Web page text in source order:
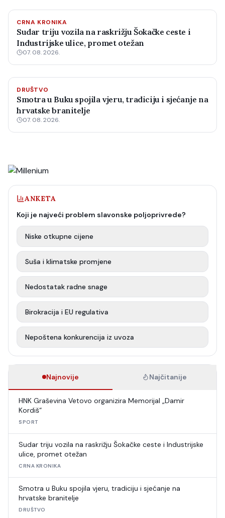
CRNA KRONIKA
Sudar triju vozila na raskrižju Šokačke ceste i
Industrijske ulice, promet otežan
07. 08. 2026.
DRUŠTVO
Smotra u Buku spojila vjeru, tradiciju i sjećanje na
hrvatske branitelje
07. 08. 2026.
ANKETA
Koji je najveći problem slavonske poljoprivrede?
Niske otkupne cijene
Suša i klimatske promjene
Nedostatak radne snage
Birokracija i EU regulativa
Nepoštena konkurencija iz uvoza
Najnovije Najčitanije
HNK Graševina Vetovo organizira Memorijal „Damir
Kordiš“
SPORT
Sudar triju vozila na raskrižju Šokačke ceste i Industrijske
ulice, promet otežan
CRNA KRONIKA
Smotra u Buku spojila vjeru, tradiciju i sjećanje na
hrvatske branitelje
DRUŠTVO